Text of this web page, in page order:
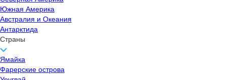
Южная Америка
Австралия и Океания
Антарктида
Страны
Ямайка
Фарерские острова